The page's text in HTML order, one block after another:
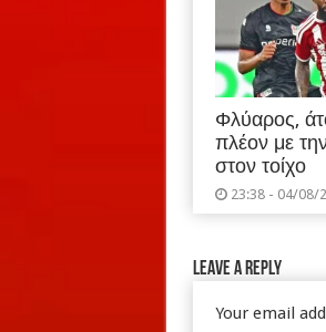
Φλύαρος,
πλέον με
στον τοίχο
23:38 - 04/08/
Leave a Reply
Your email